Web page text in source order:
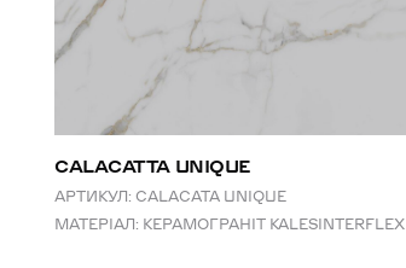
СALACATTA UNIQUE
АРТИКУЛ: CALACATA UNIQUE
МАТЕРІАЛ: КЕРАМОГРАНІТ KALESINTERFLEX